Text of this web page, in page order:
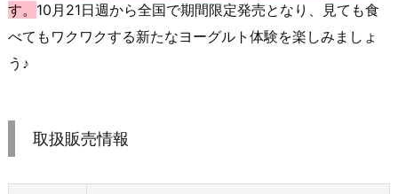
す。 10月21日週から全国で期間限定発売となり、見ても食
べてもワクワクする新たなヨーグルト体験を楽しみましょ
う♪
取扱販売情報